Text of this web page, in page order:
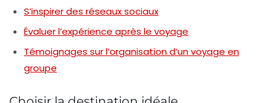
S’inspirer des réseaux sociaux
Évaluer l’expérience après le voyage
Témoignages sur l’organisation d’un voyage en
groupe